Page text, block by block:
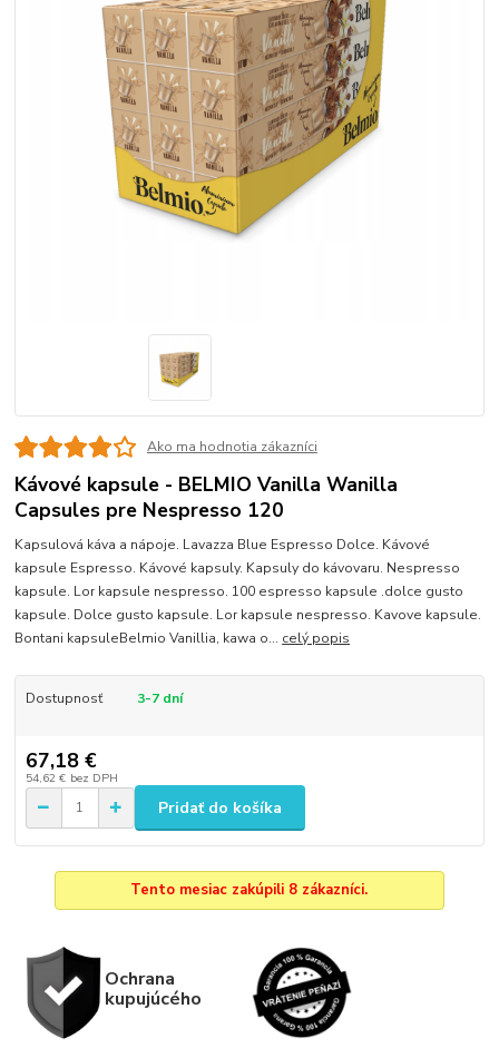
Ako ma hodnotia zákazníci
Kávové kapsule - BELMIO Vanilla Wanilla
Capsules pre Nespresso 120
Kapsulová káva a nápoje. Lavazza Blue Espresso Dolce. Kávové
kapsule Espresso. Kávové kapsuly. Kapsuly do kávovaru. Nespresso
kapsule. Lor kapsule nespresso. 100 espresso kapsule .dolce gusto
kapsule. Dolce gusto kapsule. Lor kapsule nespresso. Kavove kapsule.
Bontani kapsuleBelmio Vanillia, kawa o... celý popis
Dostupnosť 3-7 dní
67,18 €
54,62 € bez DPH
Pridať do košíka
Tento mesiac zakúpili 8 zákazníci.
Ochrana
kupujúcého